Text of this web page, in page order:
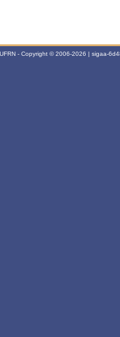
- Copyright © 2006-2026 | sigaa-